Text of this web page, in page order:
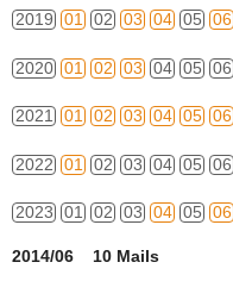
2019 01 02 03 04 05 06
2020 01 02 03 04 05 06
2021 01 02 03 04 05 06
2022 01 02 03 04 05 06
2023 01 02 03 04 05 06
2014/06 10 Mails